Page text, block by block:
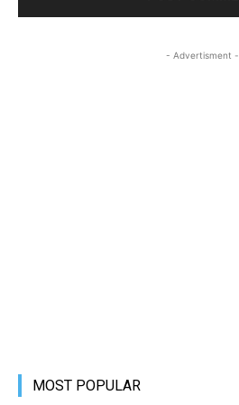
- Advertisment -
MOST POPULAR